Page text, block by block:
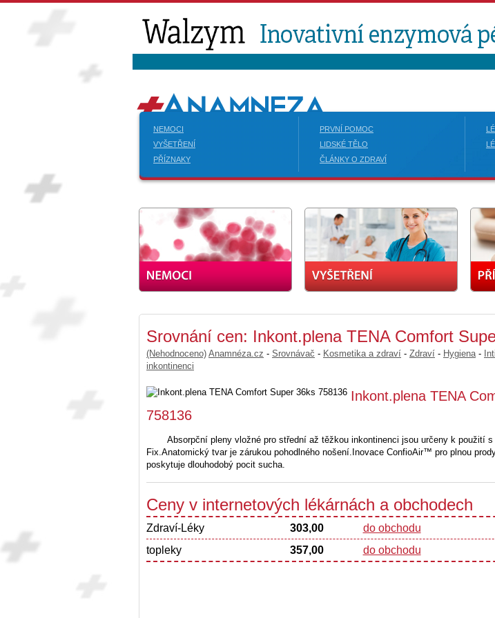
NEMOCI
VYŠETŘENÍ
PŘÍZNAKY
PRVNÍ POMOC
LIDSKÉ TĚLO
ČLÁNKY O ZDRAVÍ
Srovnání cen: Inkont.plena TENA Comfort
(Nehodnoceno) Anamnéza.cz - Srovnávač - Kosmetika a zdraví - Zdraví - Hygiena -
inkontinenci
Inkont.plena TENA
758136
Absorpční pleny vložné pro střední až těžkou inkontinenci jsou určeny k použití
Fix.Anatomický tvar je zárukou pohodlného nošení.Inovace ConfioAir™ pro plnou
poskytuje dlouhodobý pocit sucha.
Ceny v internetových lékárnách a obchodech
Zdraví-Léky 303,00
do obchodu
topleky
357,00 do obchodu